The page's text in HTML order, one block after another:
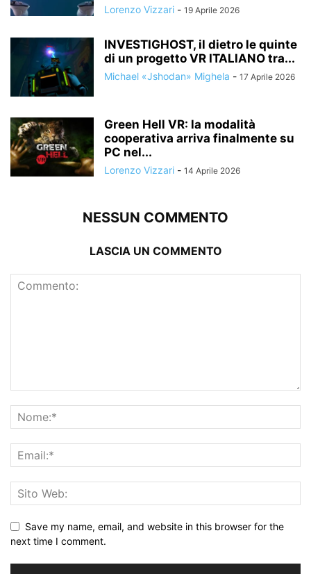
Lorenzo Vizzari - 19 Aprile 2026
INVESTIGHOST, il dietro le quinte
di un progetto VR ITALIANO tra...
Michael «Jshodan» Mighela - 17 Aprile 2026
Green Hell VR: la modalità
cooperativa arriva finalmente su
PC nel...
Lorenzo Vizzari - 14 Aprile 2026
NESSUN COMMENTO
LASCIA UN COMMENTO
Save my name, email, and website in this browser for the
next time I comment.